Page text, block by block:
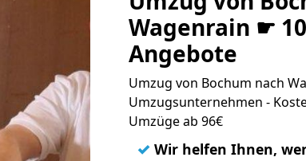
Wagenrain ☛
Angebote
Umzug von Bochum nach
Umzugsunternehmen -
Umzüge ab 96€
✓ Wir helfen Ihnen,